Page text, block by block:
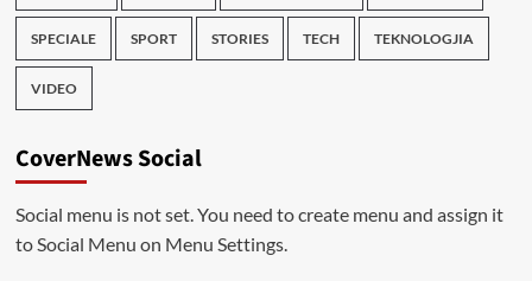
SPECIALE SPORT STORIES TECH TEKNOLOGJIA
VIDEO
CoverNews Social
Social menu is not set. You need to create menu and assign it
to Social Menu on Menu Settings.